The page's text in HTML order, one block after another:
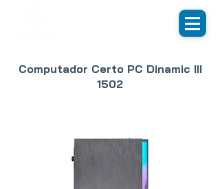
Computador Certo PC Dinamic III
1502